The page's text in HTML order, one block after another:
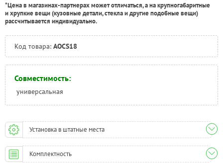
*Цена в магазинах-партнерах может отличаться, а на крупногабаритные
и хрупкие вещи (кузовные детали, стекла и другие подобные вещи)
рассчитывается индивидуально.
Код товара: AOCS18
Совместимость:
универсальная
Установка в штатные места
Комплектность